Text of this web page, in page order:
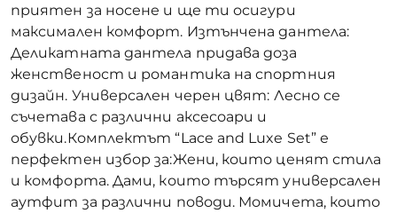
приятен за носене и ще ти осигури
максимален комфорт. Изтънчена дантела:
Деликатната дантела придава доза
женственост и романтика на спортния
дизайн. Универсален черен цвят: Лесно се
съчетава с различни аксесоари и
обувки.Комплектът “Lace and Luxe Set” е
перфектен избор за:Жени, които ценят стила
и комфорта. Дами, които търсят универсален
аутфит за различни поводи. Момичета, които